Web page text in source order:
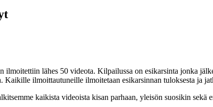
lähes 50 videota. Kilpailussa on esikarsinta jonka
Kaikille ilmoittautuneille ilmoitetaan esikarsinnan tuloksesta ja
kaikista videoista kisan parhaan, yleisön suosikin